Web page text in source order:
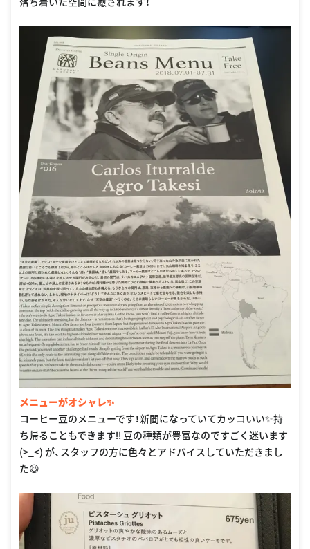
メニューがオシャレ✨
コーヒー豆のメニューです！新聞になっていてカッコいい✨持
ち帰ることもできます‼︎ 豆の種類が豊富なのですごく迷います
(>_<) が、スタッフの方に色々とアドバイスしていただきまし
た😆